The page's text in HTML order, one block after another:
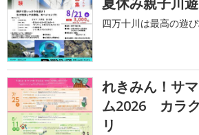
四万十川は最高の遊び
れきみん！サ
ム2026 カラ
リ